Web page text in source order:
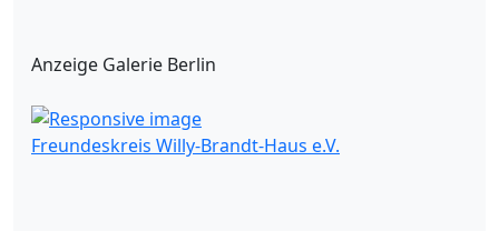
Anzeige Galerie Berlin
Freundeskreis Willy-Brandt-Haus e.V.